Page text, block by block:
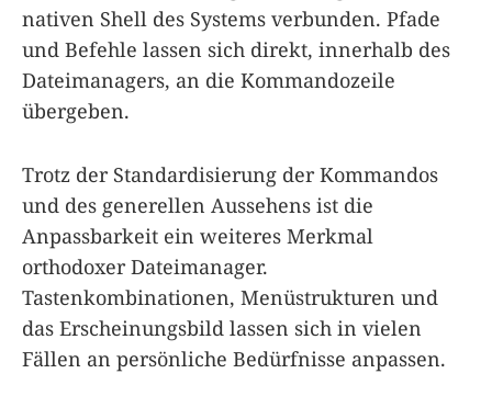
nativen Shell des Systems verbunden. Pfade
und Befehle lassen sich direkt, innerhalb des
Dateimanagers, an die Kommandozeile
übergeben.
Trotz der Standardisierung der Kommandos
und des generellen Aussehens ist die
Anpassbarkeit ein weiteres Merkmal
orthodoxer Dateimanager.
Tastenkombinationen, Menüstrukturen und
das Erscheinungsbild lassen sich in vielen
Fällen an persönliche Bedürfnisse anpassen.